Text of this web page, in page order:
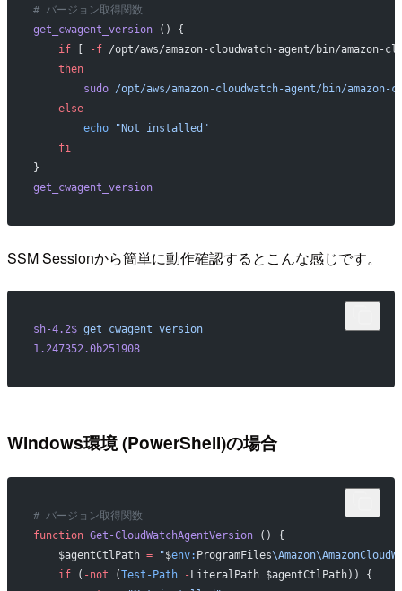
# バージョン取得関数
get_cwagent_version () {
    if
[ -f /opt/aws/amazon-cloudwatch-agent/bin/amazon-
    then
        sudo
/opt/aws/amazon-cloudwatch-agent/bin/amazon-
    else
        echo
"Not installed"
    fi
}
get_cwagent_version
SSM Sessionから簡単に動作確認するとこんな感じです。
sh-4.2$ get_cwagent_version
1.247352.0b251908
Windows環境 (PowerShell)の場合
# バージョン取得関数
function Get-CloudWatchAgentVersion () {
    $agentCtlPath
= "$env: ProgramFiles
    if
( -not (Test-Path - LiteralPath $agentCtlPath)) {